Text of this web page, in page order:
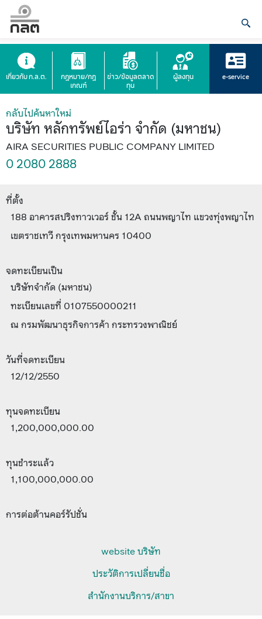
เกี่ยวกับ ก.ล.ต.
กฎหมาย/กฎ
เกณฑ์
ข่าว/ข้อมูลตลาด
ทุน
ผู้ลงทุน e-service
กลับไปค้นหาใหม่
บริษัท หลักทรัพย์ไอร่า จำกัด (มหาชน)
AIRA SECURITIES PUBLIC COMPANY LIMITED
0 2080 2888
ที่ตั้ง
188 อาคารสปริงทาวเวอร์ ชั้น 12A ถนนพญาไท แขวงทุ่งพญาไท
เขตราชเทวี กรุงเทพมหานคร 10400
จดทะเบียนเป็น
บริษัทจำกัด (มหาชน)
ทะเบียนเลขที่ 0107550000211
ณ กรมพัฒนาธุรกิจการค้า กระทรวงพาณิชย์
วันที่จดทะเบียน
12/12/2550
ทุนจดทะเบียน
1,200,000,000.00
ทุนชำระแล้ว
1,100,000,000.00
การต่อต้านคอร์รัปชั่น
website บริษัท
ประวัติการเปลี่ยนชื่อ
สำนักงานบริการ/สาขา